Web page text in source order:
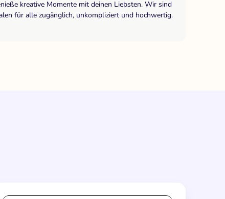
kreative Momente mit deinen Liebsten. Wir sind
für alle zugänglich, unkompliziert und hochwertig.